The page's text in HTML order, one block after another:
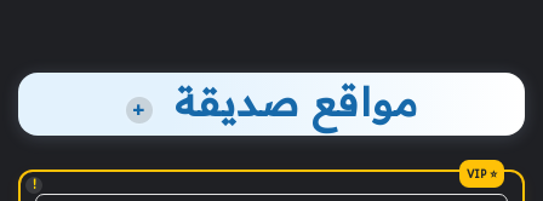
مواقع صديقة +
!